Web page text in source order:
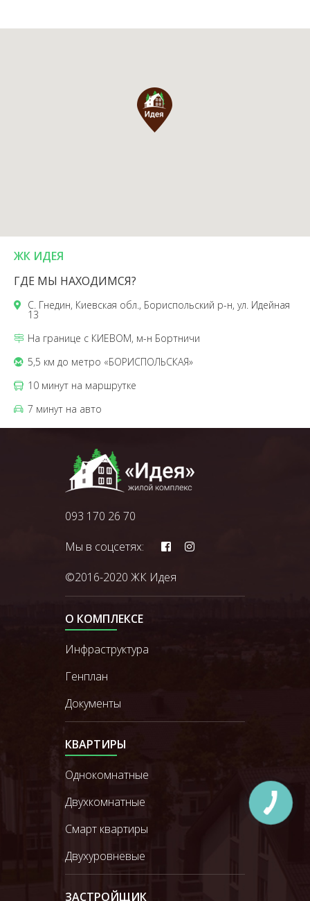
ЖК ИДЕЯ
ГДЕ МЫ НАХОДИМСЯ?
С. Гнедин, Киевская обл., Бориспольский р-н, ул. Идейная
13
На границе с КИЕВОМ, м-н Бортничи
5,5 км до метро «БОРИСПОЛЬСКАЯ»
10 минут на маршрутке
7 минут на авто
093 170 26 70
Мы в соцсетях:
©2016-2020 ЖК Идея
О КОМПЛЕКСЕ
Инфраструктура
Генплан
Документы
КВАРТИРЫ
Однокомнатные
Двухкомнатные
Смарт квартиры
Двухуровневые
ЗАСТРОЙЩИК